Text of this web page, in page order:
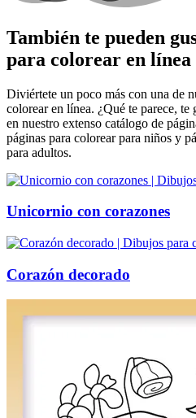
También te pueden
para colorear en línea
Diviértete un poco más con una de
colorear en línea. ¿Qué te parece, te
en nuestro extenso catálogo de
páginas para colorear para niños y
para adultos.
Unicornio con corazones
Corazón decorado